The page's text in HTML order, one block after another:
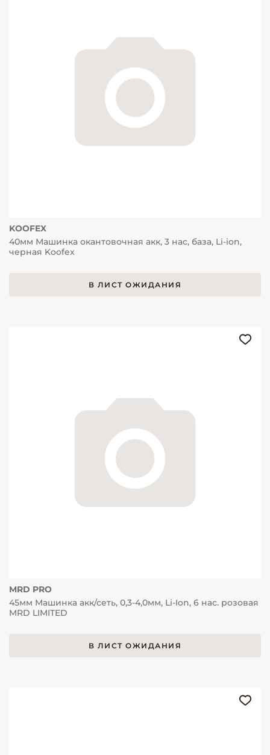
KOOFEX
40мм Машинка окантовочная акк, 3 нас, база, Li-ion,
черная Koofex
В ЛИСТ ОЖИДАНИЯ
MRD PRO
45мм Машинка акк/сеть, 0,3-4,0мм, Li-Ion, 6 нас. розовая
MRD LIMITED
В ЛИСТ ОЖИДАНИЯ